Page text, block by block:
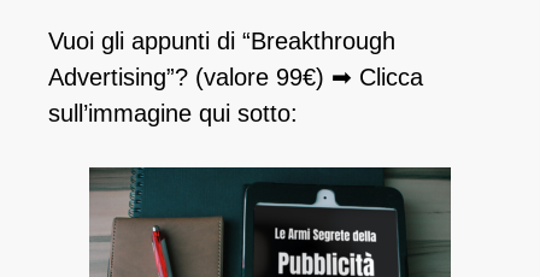
Vuoi gli appunti di “Breakthrough
Advertising”? (valore 99€) ➡ Clicca
sull’immagine qui sotto: